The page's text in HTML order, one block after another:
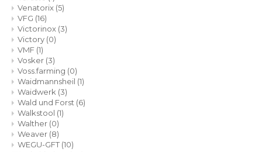
Venatorix (5)
VFG (16)
Victorinox (3)
Victory (0)
VMF (1)
Vosker (3)
Voss.farming (0)
Waidmannsheil (1)
Waidwerk (3)
Wald und Forst (6)
Walkstool (1)
Walther (0)
Weaver (8)
WEGU-GFT (10)